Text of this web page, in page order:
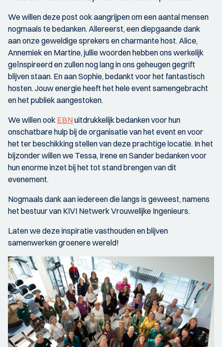
We willen deze post ook aangrijpen om een aantal mensen
nogmaals te bedanken. Allereerst, een diepgaande dank
aan onze geweldige sprekers en charmante host. Alice,
Annemiek en Martine, jullie woorden hebben ons werkelijk
geïnspireerd en zullen nog lang in ons geheugen gegrift
blijven staan. En aan Sophie, bedankt voor het fantastisch
hosten. Jouw energie heeft het hele event samengebracht
en het publiek aangestoken.
We willen ook EBNuitdrukkelijk bedanken voor hun
onschatbare hulp bij de organisatie van het event en voor
het ter beschikking stellen van deze prachtige locatie. In het
bijzonder willen we Tessa, Irene en Sander bedanken voor
hun enorme inzet bij het tot stand brengen van dit
evenement.
Nogmaals dank aan iedereen die langs is geweest, namens
het bestuur van KIVI Netwerk Vrouwelijke Ingenieurs.
Laten we deze inspiratie vasthouden en blijven
samenwerken groenere wereld!